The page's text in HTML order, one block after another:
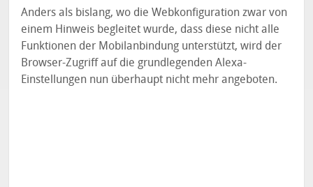
Anders als bislang, wo die Webkonfiguration zwar von
einem Hinweis begleitet wurde, dass diese nicht alle
Funktionen der Mobilanbindung unterstützt, wird der
Browser-Zugriff auf die grundlegenden Alexa-
Einstellungen nun überhaupt nicht mehr angeboten.